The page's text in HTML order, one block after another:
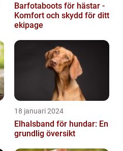
Barfotaboots för hästar -
Komfort och skydd för ditt
ekipage
18 januari 2024
Elhalsband för hundar: En
grundlig översikt